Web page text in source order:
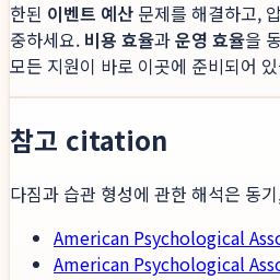
한된 이벤트 예산 문제를 해결하고,
중하세요. 비용 효율과운영 효율을
모든 지원이 바로 이곳에 준비되어
참고 citation
다짐과 습관 형성에 관한 해석은 동
American Psychological
American Psychological